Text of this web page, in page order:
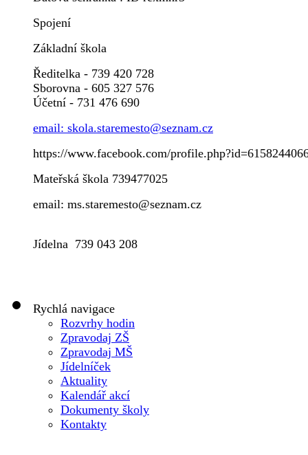
Spojení
Základní škola
Ředitelka - 739 420 728
Sborovna - 605 327 576
Účetní - 731 476 690
email: skola.staremesto@seznam.cz
https://www.facebook.com/
Mateřská škola 739477025
email: ms.staremesto@seznam.cz
Jídelna 739 043 208
Rychlá navigace
Rozvrhy hodin
Zpravodaj ZŠ
Zpravodaj MŠ
Jídelníček
Aktuality
Kalendář akcí
Dokumenty školy
Kontakty